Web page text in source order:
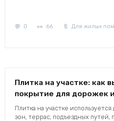
0 66 Для жилых
Плитка на участке: как
покрытие для дорожек
Плитка на участке
зон, террас, подъездных путей,